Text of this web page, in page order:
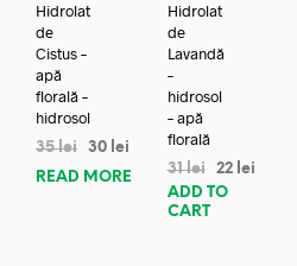
Hidrolat
de
Cistus –
apă
florală –
hidrosol
35lei 30 lei
READ MORE
Hidrolat
de
Lavandă
–
hidrosol
– apă
florală
31lei 22 lei
ADD TO
CART